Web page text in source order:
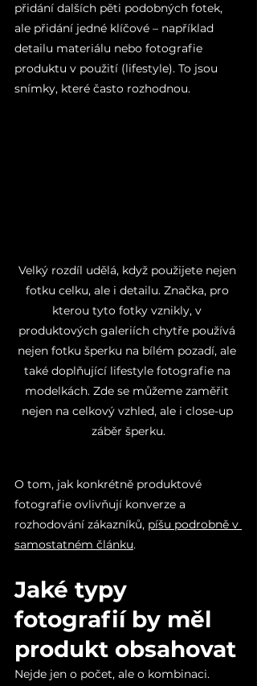
přidání dalších pěti podobných fotek,
ale přidání jedné klíčové – například
detailu materiálu nebo fotografie
produktu v použití (lifestyle). To jsou
snímky, které často rozhodnou.
Velký rozdíl udělá, když použijete nejen
fotku celku, ale i detailu. Značka, pro
kterou tyto fotky vznikly, v
produktových galeriích chytře používá
nejen fotku šperku na bílém pozadí, ale
také doplňující lifestyle fotografie na
modelkách. Zde se můžeme zaměřit
nejen na celkový vzhled, ale i close-up
záběr šperku.
O tom, jak konkrétně produktové
fotografie ovlivňují konverze a
rozhodování zákazníků, píšu podrobně v
samostatném článku.
Jaké typy
fotografií by měl
produkt obsahovat
Nejde jen o počet, ale o kombinaci.